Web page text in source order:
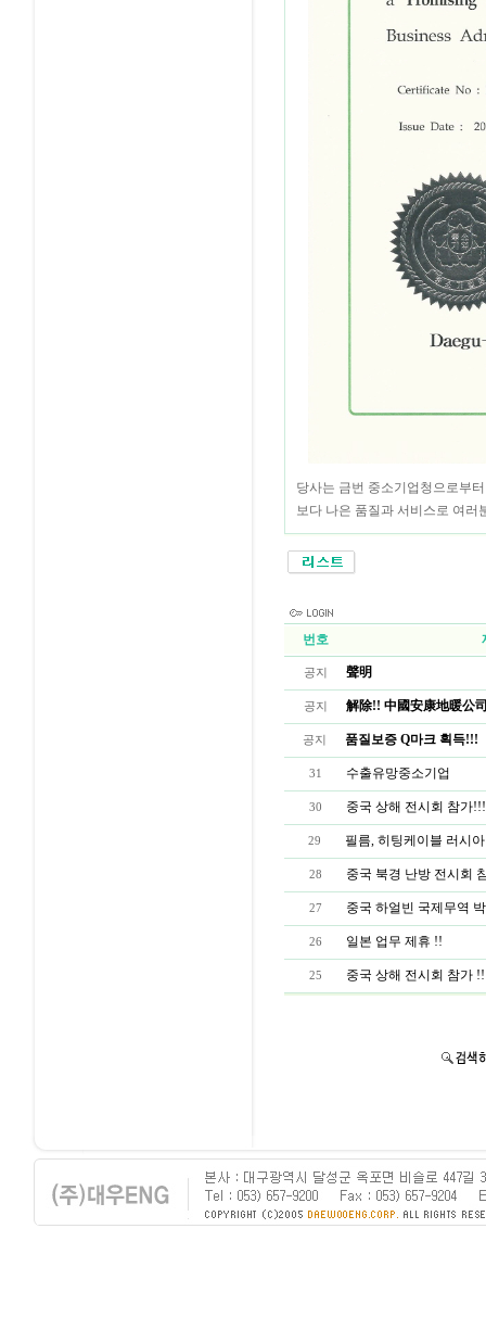
당사는 금번 중소기업청으로부
보다 나은 품질과 서비스로 여러
번호
공지 聲明
공지 解除!! 中國安康地暖公
공지 품질보증 Q마크 획득!!!
31 수출유망중소기업
30 중국 상해 전시회 참가!!!
29 필름, 히팅케이블 러시
28 중국 북경 난방 전시회
27 중국 하얼빈 국제무역
26 일본 업무 제휴 !!
25 중국 상해 전시회 참가 !!